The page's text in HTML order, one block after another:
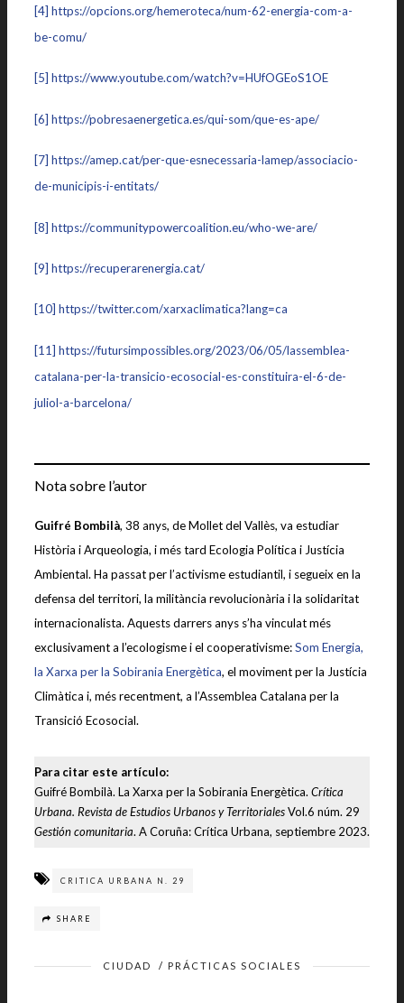
[4] https://opcions.org/hemeroteca/num-62-energia-com-a-
be-comu/
[5] https://www.youtube.com/watch?v=HUfOGEoS1OE
[6] https://pobresaenergetica.es/qui-som/que-es-ape/
[7] https://amep.cat/per-que-esnecessaria-lamep/associacio-
de-municipis-i-entitats/
[8] https://communitypowercoalition.eu/who-we-are/
[9] https://recuperarenergia.cat/
[10] https://twitter.com/xarxaclimatica?lang=ca
[11] https://futursimpossibles.org/2023/06/05/lassemblea-
catalana-per-la-transicio-ecosocial-es-constituira-el-6-de-
juliol-a-barcelona/
Nota sobre l’autor
Guifré Bombilà, 38 anys, de Mollet del Vallès, va estudiar
Història i Arqueologia, i més tard Ecologia Política i Justícia
Ambiental. Ha passat per l’activisme estudiantil, i segueix en la
defensa del territori, la militància revolucionària i la solidaritat
internacionalista. Aquests darrers anys s’ha vinculat més
exclusivament a l’ecologisme i el cooperativisme:Som Energia,
la Xarxa per la Sobirania Energètica, el moviment per la Justícia
Climàtica i, més recentment, a l’Assemblea Catalana per la
Transició Ecosocial.
Para citar este artículo:
Guifré Bombilà. La Xarxa per la Sobirania Energètica. Crítica
Urbana. Revista de Estudios Urbanos y TerritorialesVol.6 núm. 29
Gestión comunitaria. A Coruña: Crítica Urbana, septiembre 2023.
CRITICA URBANA N. 29
SHARE
CIUDAD / PRÁCTICAS SOCIALES